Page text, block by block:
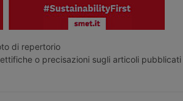
di repertorio
o precisazioni sugli articoli